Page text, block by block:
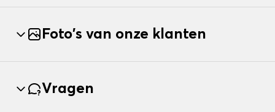
Foto's van onze klanten
Vragen